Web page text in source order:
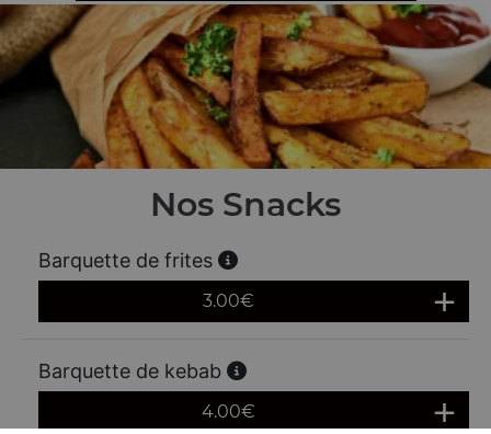
Nos Snacks
Barquette de frites
3.00€
Barquette de kebab
4.00€